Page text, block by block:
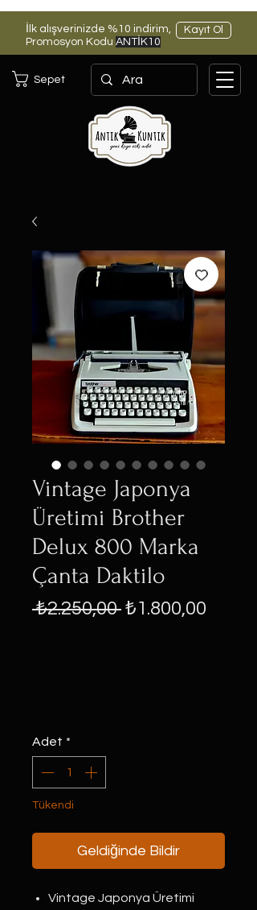
İlk alışverinizde %10 indirim,
Promosyon Kodu ANTİK10
Kayıt Ol
Sepet
Vintage Japonya
Üretimi Brother
Delux 800 Marka
Çanta Daktilo
₺2.250,00 Normal
₺1.800,00
Adet *
Tükendi
Geldiğinde Bildir
Vintage Japonya Üretimi